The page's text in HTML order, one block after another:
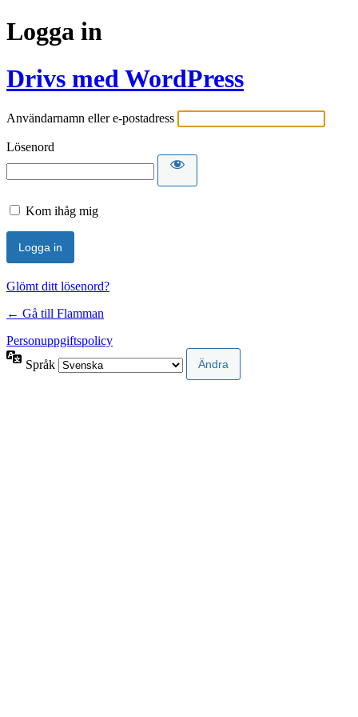
Logga in
Drivs med WordPress
Användarnamn eller e-postadress
Lösenord
Kom ihåg mig
Glömt ditt lösenord?
← Gå till Flamman
Personuppgiftspolicy
Språk